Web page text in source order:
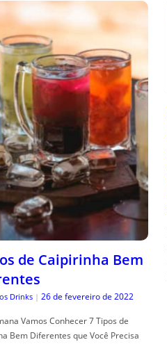
de Caipirinha Bem
Drinks | 26 de fevereiro de 2022
Vamos Conhecer 7 Tipos de
Bem Diferentes que Você Precisa